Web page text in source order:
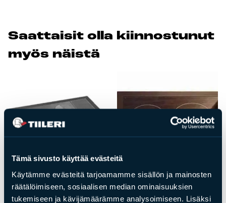
Tämä sivusto käyttää evästeitä
Käytämme evästeitä tarjoamamme sisällön ja mainosten
räätälöimiseen, sosiaalisen median ominaisuuksien
tukemiseen ja kävijämäärämme analysoimiseen. Lisäksi
Kamiinat ja kevyet tulisijat
Laastit
Kiukaat ja kiuaskivet
Outlet
Peruuta verkkokauppatilauksesi
Yhteystiedot
Saat­tai­sit ol­la kiin­nos­tu­nut
myös näis­tä